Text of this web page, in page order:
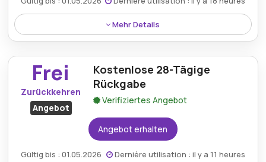
Mehr Details
Keramik-Nudelschalen, die sowohl auf Stil als auch
auf Funktionalität ausgelegt sind, kosten mit dem
Abask-Gutschein 288 €.
Frei
Zurückkehren
Angebot
Kostenlose 28-Tägige
Rückgabe
Verifiziertes Angebot
Angebot erhalten
Gültig bis : 01.05.2026 Dernière utilisation : il y a 11 heures